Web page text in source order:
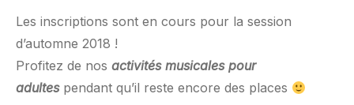
Les inscriptions sont en cours pour la session
d’automne 2018 !
Profitez de nos activités musicales pour
adultespendant qu’il reste encore des places